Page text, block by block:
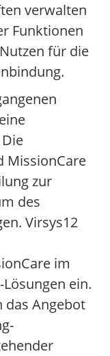
verwalten
Funktionen
für die
MissionCare
zur
des
Virsys12
im
ein.
das Angebot